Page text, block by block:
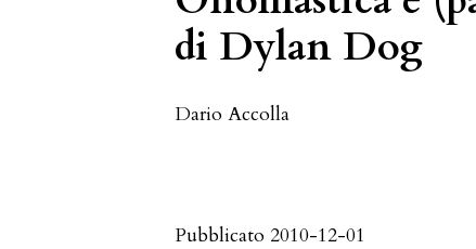
di Dylan Dog
Dario Accolla
Pubblicato 2010-12-01